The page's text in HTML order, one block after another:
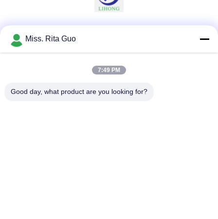
Les réseaux sociaux
Miss. Rita Guo
7:49 PM
Good day, what product are you looking for?